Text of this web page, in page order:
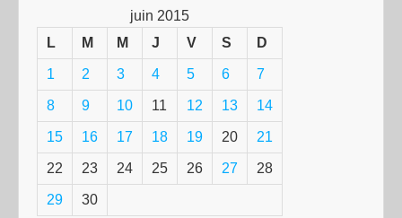
juin 2015
L
M M J V S D
1 2 3 4 5 6 7
8 9 10 11 12 13 14
15 16 17 18 19 20 21
22 23 24 25 26 27 28
29 30